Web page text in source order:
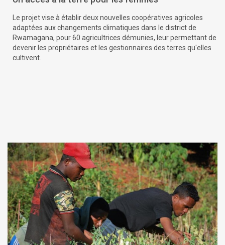
Le projet vise à établir deux nouvelles coopératives agricoles
adaptées aux changements climatiques dans le district de
Rwamagana, pour 60 agricultrices démunies, leur permettant de
devenir les propriétaires et les gestionnaires des terres qu'elles
cultivent.